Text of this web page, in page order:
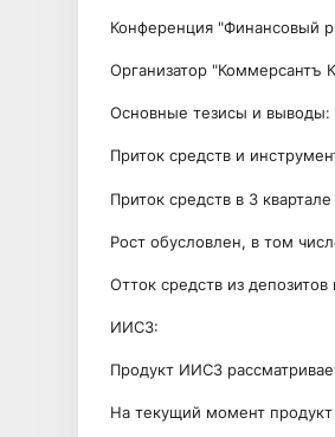
Конференция "Финансовый
Организатор "Коммерсантъ
Основные тезисы и выводы:
Приток средств и
Приток средств в 3
Рост обусловлен, в том
Отток средств из
ИИС3:
Продукт ИИС3
На текущий момент продукт